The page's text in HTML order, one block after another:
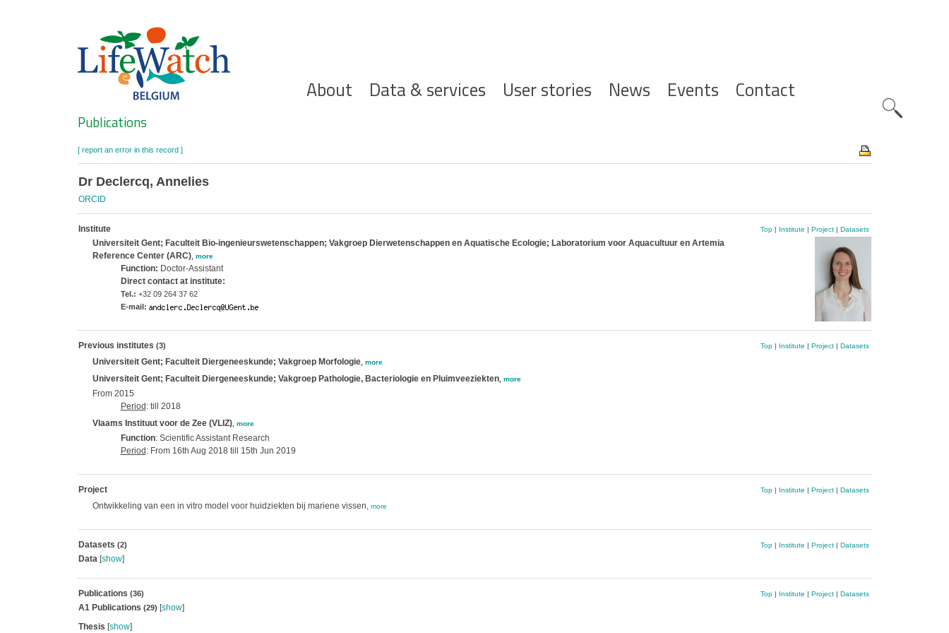
Hoofdnavigatie
About Data & services User stories News Events Contact
Search
Publications
[ report an error in this record ]
Dr Declercq, Annelies
ORCID
Institute Top| Institute | Project| Datasets
Universiteit Gent; Faculteit Bio-ingenieurswetenschappen; Vakgroep Dierwetenschappen en Aquatische Ecologie; Laboratorium voor Aquacultuur en Artemia
Reference Center (ARC), more
Function: Doctor-Assistant
Direct contact at institute:
Tel.: +32 09 264 37 62
E-mail:
Previous institutes (3) Top| Institute | Project| Datasets
Universiteit Gent; Faculteit Diergeneeskunde; Vakgroep Morfologie, more
Universiteit Gent; Faculteit Diergeneeskunde; Vakgroep Pathologie, Bacteriologie en Pluimveeziekten, more
From 2015
Period : till 2018
Vlaams Instituut voor de Zee (VLIZ), more
Function: Scientific Assistant Research
Period : From 16th Aug 2018 till 15th Jun 2019
Project Top| Institute | Project| Datasets
Ontwikkeling van een in vitro model voor huidziekten bij mariene vissen, more
Datasets (2) Top| Institute | Project| Datasets
Data[show]
Publications (36) Top| Institute | Project| Datasets
A1 Publications (29) [show]
Thesis [show]